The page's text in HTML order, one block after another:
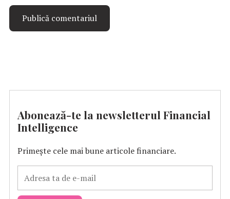
Abonează-te la newsletterul Financial
Intelligence
Primește cele mai bune articole financiare.